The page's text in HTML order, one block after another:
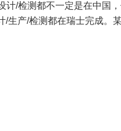
计/检测都不一定是在中国
/生产/检测都在瑞士完成。